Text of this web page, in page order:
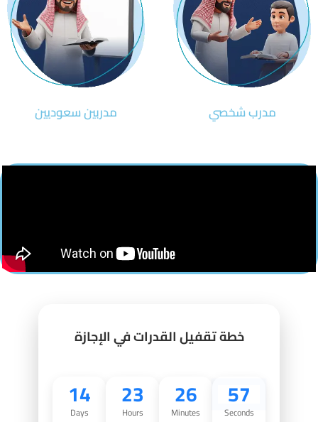
مدرب شخصي مدربين سعوديين
خطة تقفيل القدرات في الإجازة
14
Days
23
Hours
26
Minutes
56
Seconds